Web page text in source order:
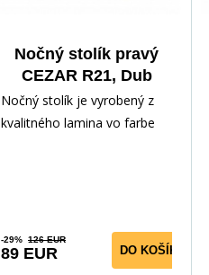
Nočný stolík pravý
CEZAR R21, Dub
sonoma
Nočný stolík je vyrobený z
kvalitného lamina vo farbe
-29% 126 EUR
89 EUR DO KOŠÍKA